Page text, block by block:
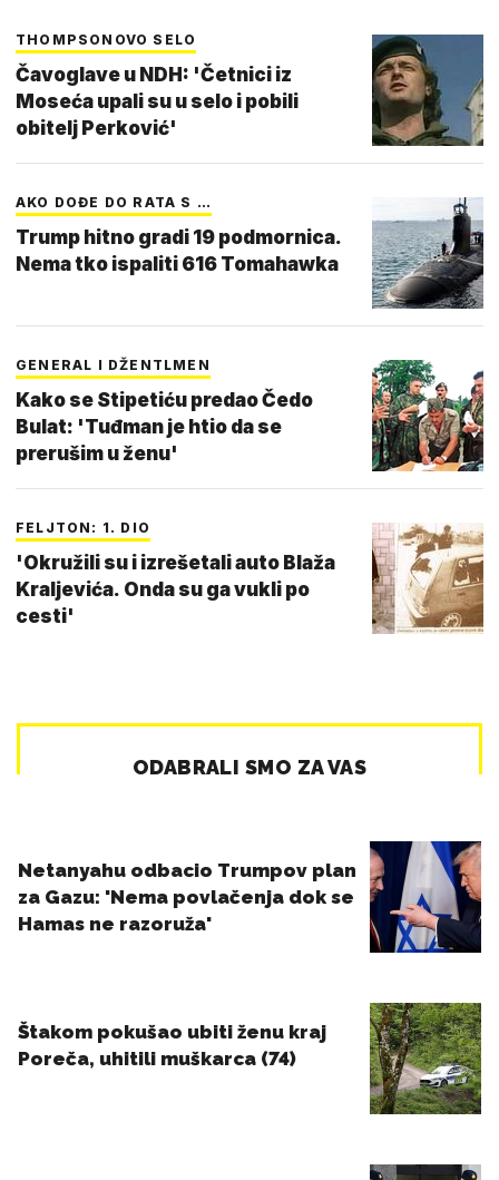
THOMPSONOVO SELO
Čavoglave u NDH: 'Četnici iz
Moseća upali su u selo i pobili
obitelj Perković'
AKO DOĐE DO RATA S …
Trump hitno gradi 19 podmornica.
Nema tko ispaliti 616 Tomahawka
GENERAL I DŽENTLMEN
Kako se Stipetiću predao Čedo
Bulat: 'Tuđman je htio da se
prerušim u ženu'
FELJTON: 1. DIO
'Okružili su i izrešetali auto Blaža
Kraljevića. Onda su ga vukli po
cesti'